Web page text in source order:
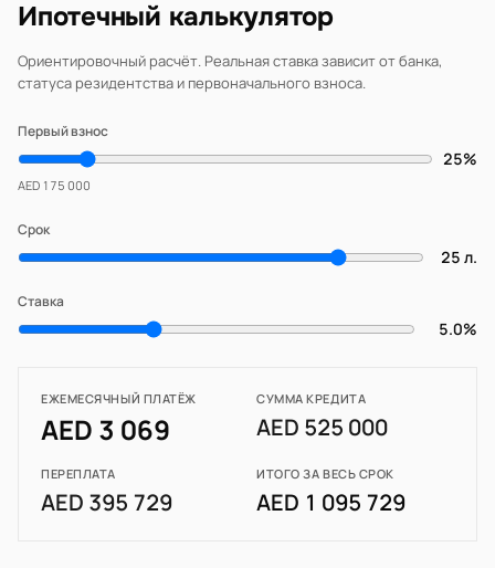
Ипотечный калькулятор
Ориентировочный расчёт. Реальная ставка зависит от банка,
статуса резидентства и первоначального взноса.
Первый взнос
25%
AED 175 000
Срок
25 л.
Ставка
5.0%
ЕЖЕМЕСЯЧНЫЙ ПЛАТЁЖ
AED 3 069
СУММА КРЕДИТА
AED 525 000
ПЕРЕПЛАТА
AED 395 729
ИТОГО ЗА ВЕСЬ СРОК
AED 1 095 729